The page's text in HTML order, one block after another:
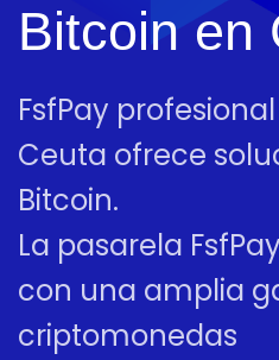
Bitcoin en
FsfPay
Ceuta ofrece
Bitcoin.
La pasarela
con una amplia
criptomonedas